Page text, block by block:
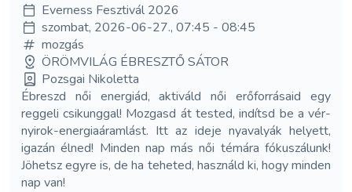
Everness Fesztivál 2026
szombat, 2026-06-27., 07:45 - 08:45
mozgás
ÖRÖMVILÁG ÉBRESZTŐ SÁTOR
Pozsgai Nikoletta
Ébreszd női energiád, aktiváld női erőforrásaid egy
reggeli csikunggal! Mozgasd át tested, indítsd be a vér-
nyirok-energiaáramlást. Itt az ideje nyavalyák helyett,
igazán élned! Minden nap más női témára fókuszálunk!
Jöhetsz egyre is, de ha teheted, használd ki, hogy minden
nap van!